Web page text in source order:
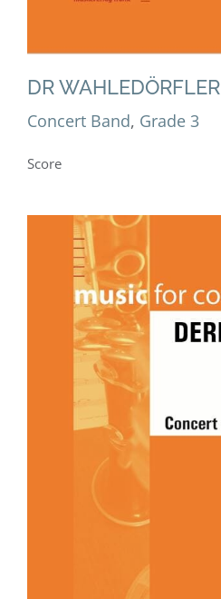
DR WAHLEDÖRFLER
Concert Band, Grade 3
Score
Concert Band